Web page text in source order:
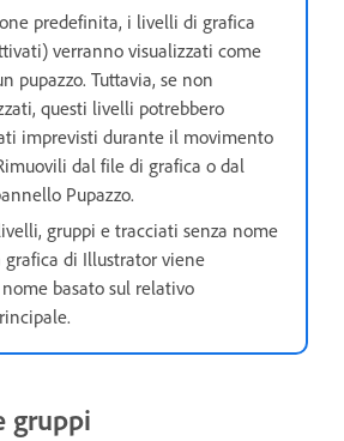
predefinita, i livelli di grafica
verranno visualizzati come
pupazzo. Tuttavia, se non
questi livelli potrebbero
imprevisti durante il movimento
dal file di grafica o dal
Pupazzo.
gruppi e tracciati senza nome
di Illustrator viene
basato sul relativo
gruppi